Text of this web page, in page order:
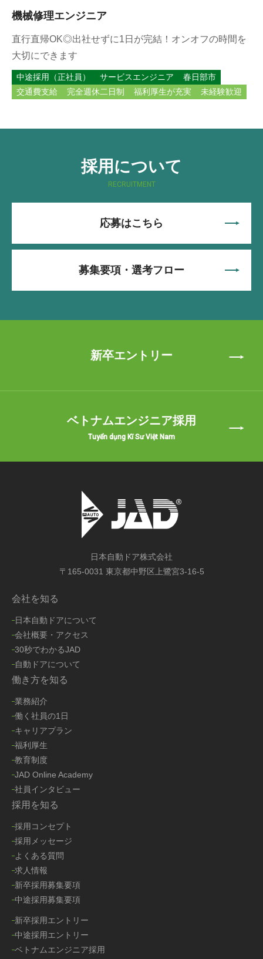
機械修理エンジニア
直行直帰OK◎出社せずに1日が完結！オンオフの時間を
大切にできます
中途採用（正社員） サービスエンジニア
春日部市
交通費支給
完全週休二日制 福利厚生が充実 未経験歓迎
採用について
RECRUITMENT
応募はこちら
募集要項・選考フロー
新卒エントリー
ベトナムエンジニア採用
Tuyển dụng Kĩ Sư Việt Nam
日本自動ドア株式会社
〒165-0031 東京都中野区上鷺宮3-16-5
会社を知る
日本自動ドアについて
会社概要・アクセス
30秒でわかるJAD
自動ドアについて
働き方を知る
業務紹介
働く社員の1日
キャリアプラン
福利厚生
教育制度
JAD Online Academy
社員インタビュー
採用を知る
採用コンセプト
採用メッセージ
よくある質問
求人情報
新卒採用募集要項
中途採用募集要項
新卒採用エントリー
中途採用エントリー
ベトナムエンジニア採用